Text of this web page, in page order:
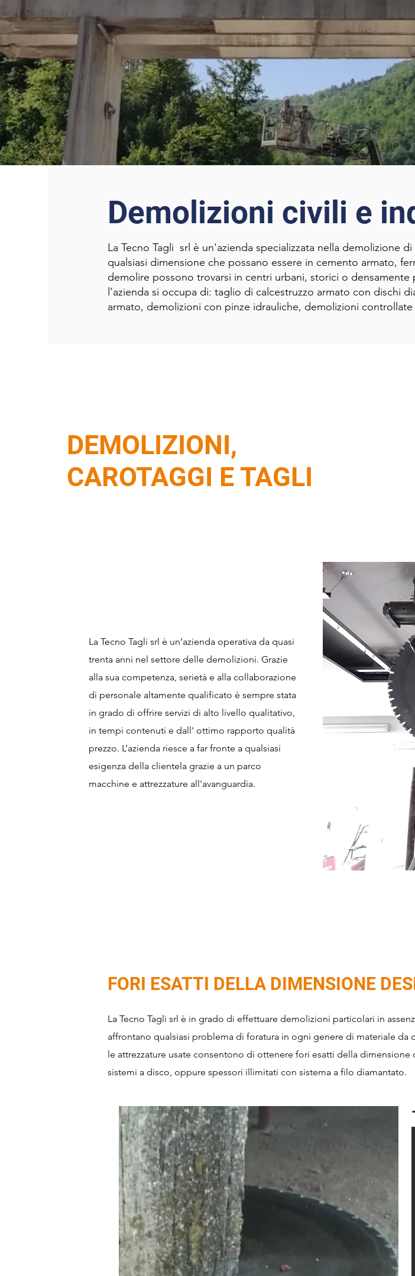
Demolizioni civili e
La Tecno Tagli srl è un'azienda specializzata nella demolizione
qualsiasi dimensione che possano essere in cemento armato,
demolire possono trovarsi in centri urbani, storici o
l’azienda si occupa di: taglio di calcestruzzo armato con dischi
armato, demolizioni con pinze idrauliche, demolizioni
DEMOLIZIONI,
CAROTAGGI E TAGLI
La Tecno Tagli srl è un’azienda operativa da quasi
trenta anni nel settore delle demolizioni. Grazie
alla sua competenza, serietà e alla collaborazione
di personale altamente qualificato è sempre stata
in grado di offrire servizi di alto livello qualitativo,
in tempi contenuti e dall' ottimo rapporto qualità
prezzo. L’azienda riesce a far fronte a qualsiasi
esigenza della clientela grazie a un parco
macchine e attrezzature all'avanguardia.
FORI ESATTI DELLA DIMENSIONE
La Tecno Tagli srl è in grado di effettuare demolizioni particolari in
affrontano qualsiasi problema di foratura in ogni genere di materiale
le attrezzature usate consentono di ottenere fori esatti della
sistemi a disco, oppure spessori illimitati con sistema a filo diamantato.